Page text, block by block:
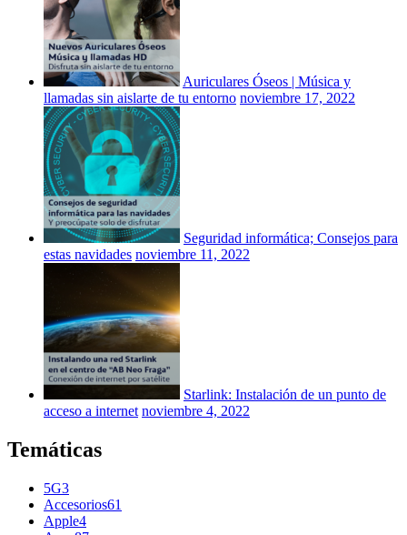
Auriculares Óseos | Música y
llamadas sin aislarte de tu entorno noviembre 17, 2022
Seguridad informática; Consejos para
estas navidades noviembre 11, 2022
Starlink: Instalación de un punto de
acceso a internet noviembre 4, 2022
Temáticas
5G3
Accesorios61
Apple4